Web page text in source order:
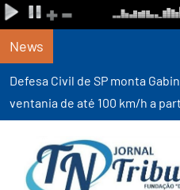
News
Defesa Civil de SP monta
ventania de até 100 km/h a